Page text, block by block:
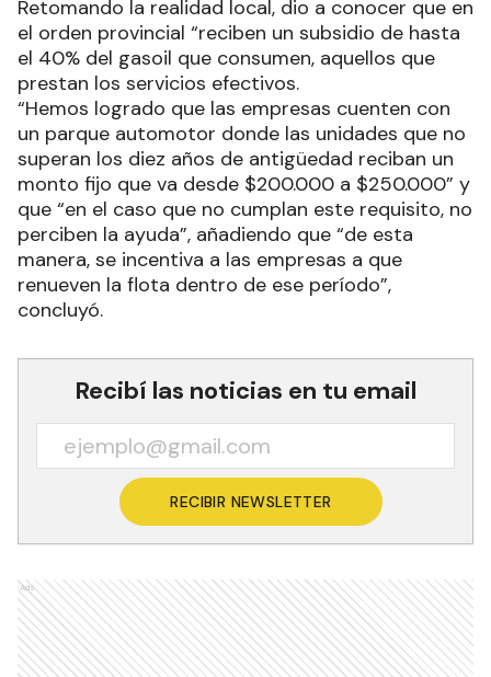
Retomando la realidad local, dio a conocer que en
el orden provincial “reciben un subsidio de hasta
el 40% del gasoil que consumen, aquellos que
prestan los servicios efectivos.
“Hemos logrado que las empresas cuenten con
un parque automotor donde las unidades que no
superan los diez años de antigüedad reciban un
monto fijo que va desde $200.000 a $250.000” y
que “en el caso que no cumplan este requisito, no
perciben la ayuda”, añadiendo que “de esta
manera, se incentiva a las empresas a que
renueven la flota dentro de ese período”,
concluyó.
Recibí las noticias en tu email
RECIBIR NEWSLETTER
Ads